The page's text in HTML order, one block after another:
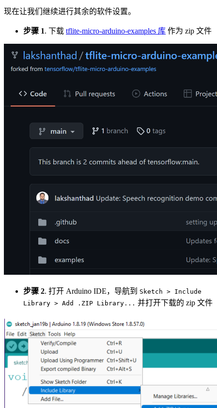
现在让我们继续进行其余的软件设置。
步骤 1. 下载 tflite-micro-arduino-examples 库 作为 zip 文件
步骤 2. 打开 Arduino IDE，导航到 Sketch > Include
Library > Add .ZIP Library... 并打开下载的 zip 文件